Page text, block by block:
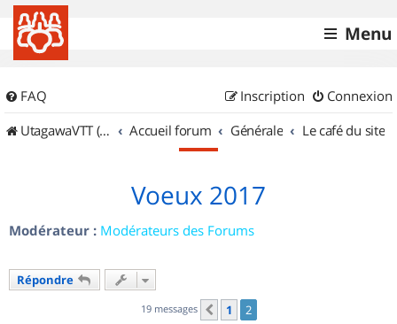
Menu
FAQ Connexion
Inscription
UtagawaVTT (Randos VTT et VTTAE avec traces GPS)
Accueil forum Générale Le café du site
Voeux 2017
Modérateur : Modérateurs des Forums
Répondre
19 messages Précédent
1 2